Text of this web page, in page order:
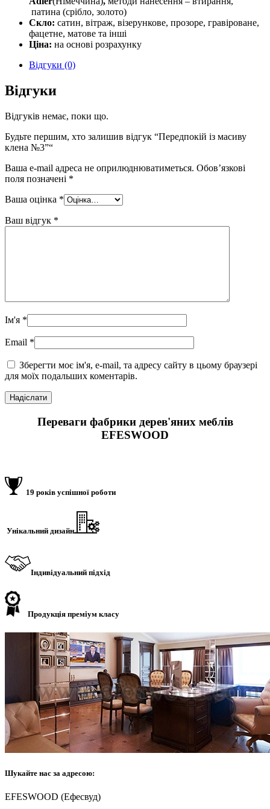
патина (срібло, золото)
Скло: сатин, вітраж, візерункове, прозоре, гравіроване,
фацетне, матове та інші
Ціна: на основі розрахунку
Відгуки (0)
Відгуки
Відгуків немає, поки що.
Будьте першим, хто залишив відгук “Передпокій із масиву
клена №3”“
Ваша e-mail адреса не оприлюднюватиметься. Обов’язкові
поля позначені *
Ваша оцінка *
Ваш відгук *
Ім'я *
Email *
Зберегти моє ім'я, e-mail, та адресу сайту в цьому браузері
для моїх подальших коментарів.
Переваги фабрики дерев'яних меблів
EFESWOOD
19 років успішної роботи
Унікальний дизайн
Індивідуальний підхід
Продукція преміум класу
Шукайте нас за адресою:
EFESWOOD (Ефесвуд)